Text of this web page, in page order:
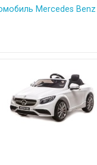
Mercedes Benz